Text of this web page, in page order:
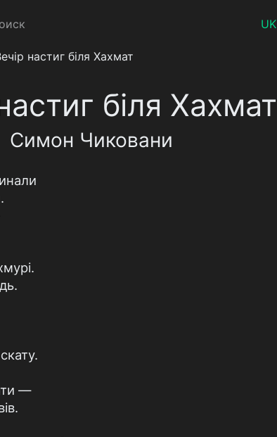
UK
настиг біля Хахмат
біля Хахмат
Симон Чиковани
—